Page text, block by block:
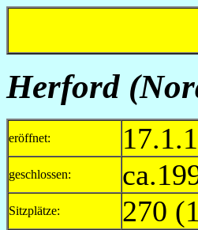
Herford
eröffnet:
geschlossen:
Sitzplätze: 270